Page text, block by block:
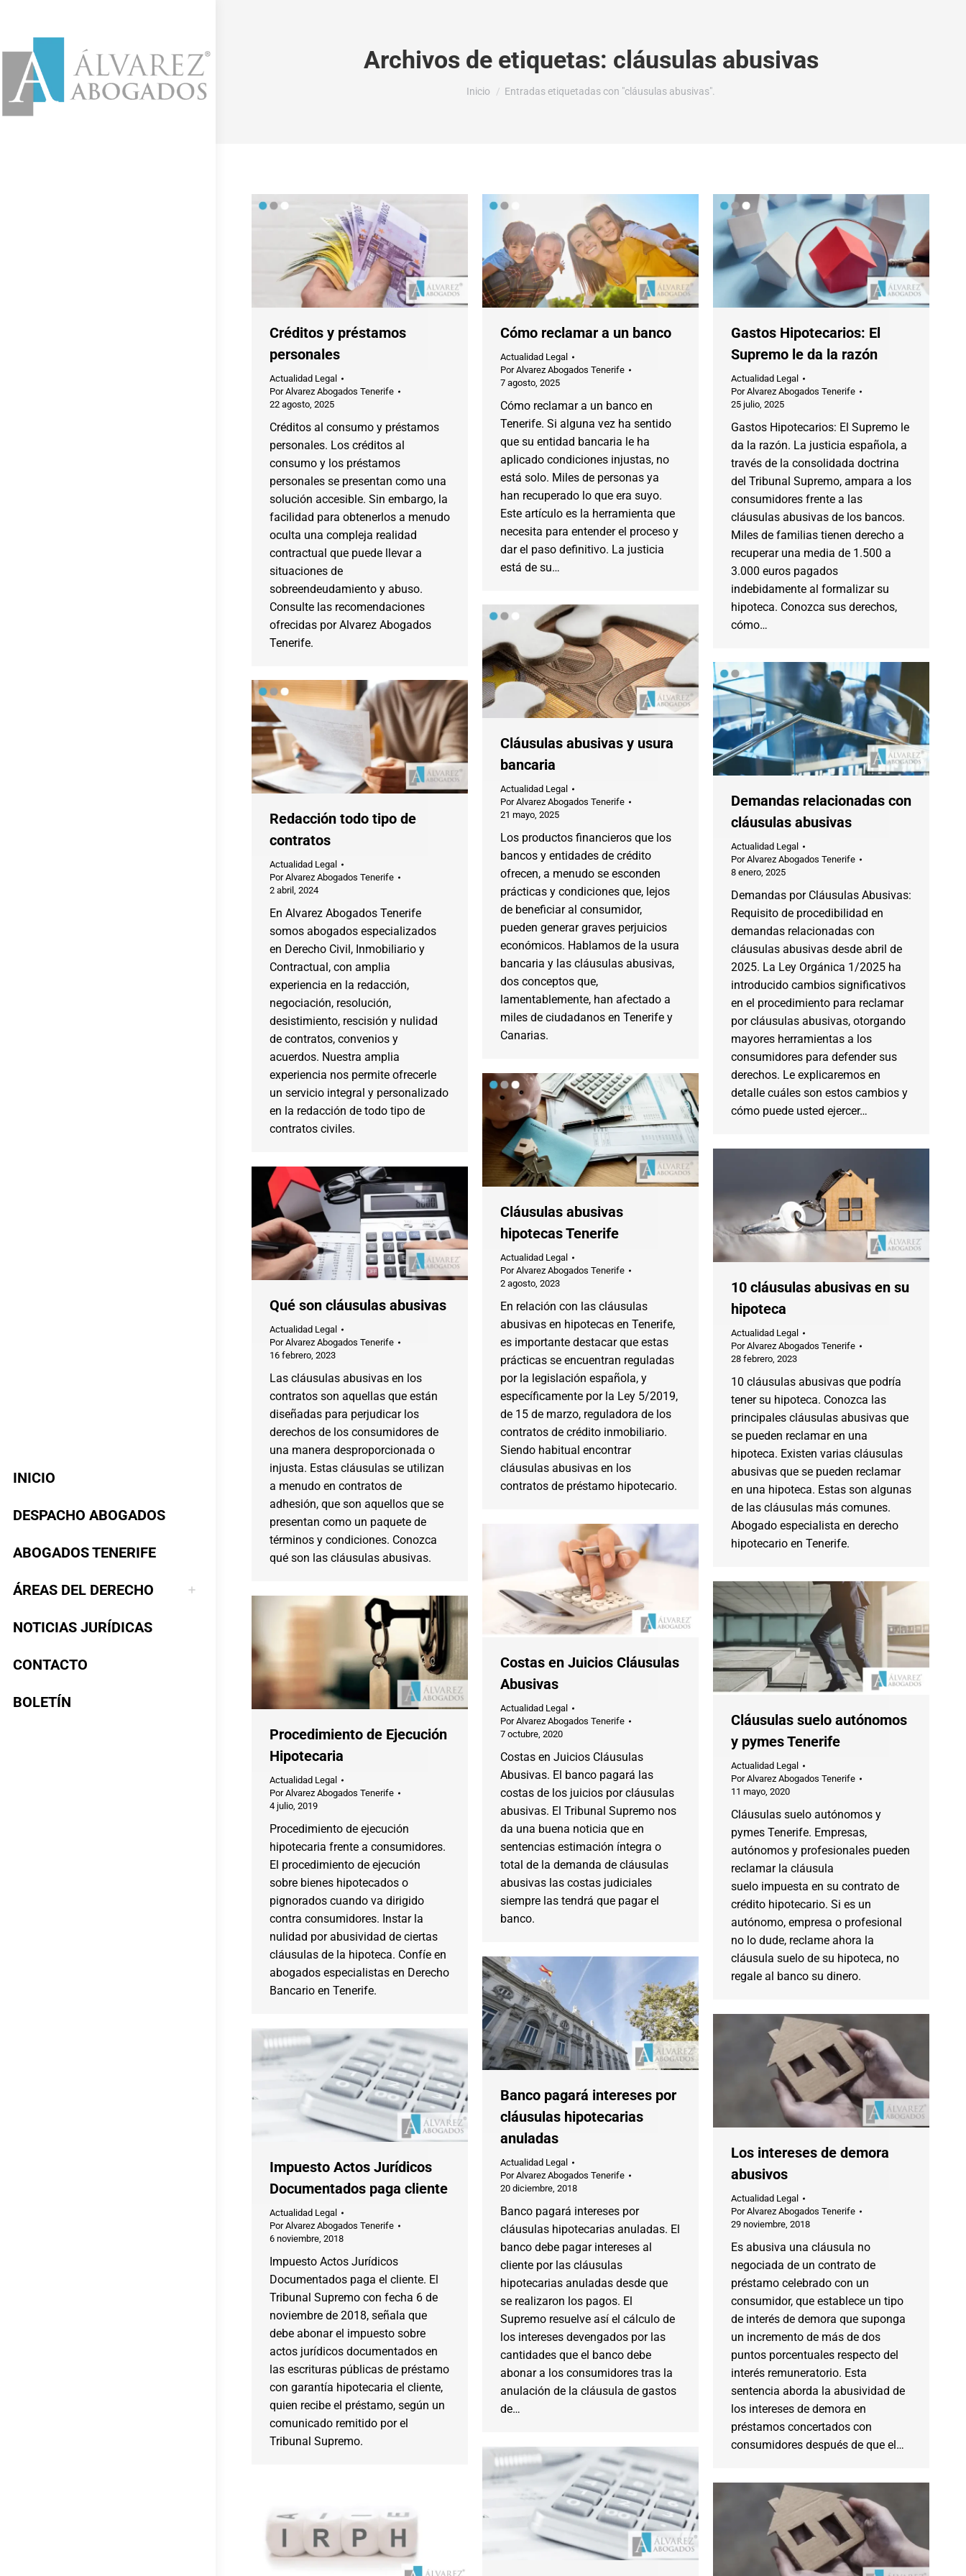
INICIO
DESPACHO ABOGADOS
ABOGADOS TENERIFE
ÁREAS DEL DERECHO
NOTICIAS JURÍDICAS
CONTACTO
BOLETÍN
Archivos de etiquetas: cláusulas abusivas
Estás aquí:
Inicio Entradas etiquetadas con "cláusulas abusivas".
Créditos y préstamos
personales
Actualidad Legal
PorAlvarez Abogados Tenerife
22 agosto, 2025
Créditos al consumo y préstamos
personales. Los créditos al
consumo y los préstamos
personales se presentan como una
solución accesible. Sin embargo, la
facilidad para obtenerlos a menudo
oculta una compleja realidad
contractual que puede llevar a
situaciones de
sobreendeudamiento y abuso.
Consulte las recomendaciones
ofrecidas por Alvarez Abogados
Tenerife.
Cómo reclamar a un banco
Actualidad Legal
PorAlvarez Abogados Tenerife
7 agosto, 2025
Cómo reclamar a un banco en
Tenerife. Si alguna vez ha sentido
que su entidad bancaria le ha
aplicado condiciones injustas, no
está solo. Miles de personas ya
han recuperado lo que era suyo.
Este artículo es la herramienta que
necesita para entender el proceso y
dar el paso definitivo. La justicia
está de su…
Gastos Hipotecarios: El
Supremo le da la razón
Actualidad Legal
PorAlvarez Abogados Tenerife
25 julio, 2025
Gastos Hipotecarios: El Supremo le
da la razón. La justicia española, a
través de la consolidada doctrina
del Tribunal Supremo, ampara a los
consumidores frente a las
cláusulas abusivas de los bancos.
Miles de familias tienen derecho a
recuperar una media de 1.500 a
3.000 euros pagados
indebidamente al formalizar su
hipoteca. Conozca sus derechos,
cómo…
Cláusulas abusivas y usura
bancaria
Actualidad Legal
PorAlvarez Abogados Tenerife
21 mayo, 2025
Los productos financieros que los
bancos y entidades de crédito
ofrecen, a menudo se esconden
prácticas y condiciones que, lejos
de beneficiar al consumidor,
pueden generar graves perjuicios
económicos. Hablamos de la usura
bancaria y las cláusulas abusivas,
dos conceptos que,
lamentablemente, han afectado a
miles de ciudadanos en Tenerife y
Canarias.
Demandas relacionadas con
cláusulas abusivas
Actualidad Legal
PorAlvarez Abogados Tenerife
8 enero, 2025
Demandas por Cláusulas Abusivas:
Requisito de procedibilidad en
demandas relacionadas con
cláusulas abusivas desde abril de
2025. La Ley Orgánica 1/2025 ha
introducido cambios significativos
en el procedimiento para reclamar
por cláusulas abusivas, otorgando
mayores herramientas a los
consumidores para defender sus
derechos. Le explicaremos en
detalle cuáles son estos cambios y
cómo puede usted ejercer…
Redacción todo tipo de
contratos
Actualidad Legal
PorAlvarez Abogados Tenerife
2 abril, 2024
En Alvarez Abogados Tenerife
somos abogados especializados
en Derecho Civil, Inmobiliario y
Contractual, con amplia
experiencia en la redacción,
negociación, resolución,
desistimiento, rescisión y nulidad
de contratos, convenios y
acuerdos. Nuestra amplia
experiencia nos permite ofrecerle
un servicio integral y personalizado
en la redacción de todo tipo de
contratos civiles.
Cláusulas abusivas
hipotecas Tenerife
Actualidad Legal
PorAlvarez Abogados Tenerife
2 agosto, 2023
En relación con las cláusulas
abusivas en hipotecas en Tenerife,
es importante destacar que estas
prácticas se encuentran reguladas
por la legislación española, y
específicamente por la Ley 5/2019,
de 15 de marzo, reguladora de los
contratos de crédito inmobiliario.
Siendo habitual encontrar
cláusulas abusivas en los
contratos de préstamo hipotecario.
10 cláusulas abusivas en su
hipoteca
Actualidad Legal
PorAlvarez Abogados Tenerife
28 febrero, 2023
10 cláusulas abusivas que podría
tener su hipoteca. Conozca las
principales cláusulas abusivas que
se pueden reclamar en una
hipoteca. Existen varias cláusulas
abusivas que se pueden reclamar
en una hipoteca. Estas son algunas
de las cláusulas más comunes.
Abogado especialista en derecho
hipotecario en Tenerife.
Qué son cláusulas abusivas
Actualidad Legal
PorAlvarez Abogados Tenerife
16 febrero, 2023
Las cláusulas abusivas en los
contratos son aquellas que están
diseñadas para perjudicar los
derechos de los consumidores de
una manera desproporcionada o
injusta. Estas cláusulas se utilizan
a menudo en contratos de
adhesión, que son aquellos que se
presentan como un paquete de
términos y condiciones. Conozca
qué son las cláusulas abusivas.
Costas en Juicios Cláusulas
Abusivas
Actualidad Legal
PorAlvarez Abogados Tenerife
7 octubre, 2020
Costas en Juicios Cláusulas
Abusivas. El banco pagará las
costas de los juicios por cláusulas
abusivas. El Tribunal Supremo nos
da una buena noticia que en
sentencias estimación íntegra o
total de la demanda de cláusulas
abusivas las costas judiciales
siempre las tendrá que pagar el
banco.
Cláusulas suelo autónomos
y pymes Tenerife
Actualidad Legal
PorAlvarez Abogados Tenerife
11 mayo, 2020
Cláusulas suelo autónomos y
pymes Tenerife. Empresas,
autónomos y profesionales pueden
reclamar la cláusula
suelo impuesta en su contrato de
crédito hipotecario. Si es un
autónomo, empresa o profesional
no lo dude, reclame ahora la
cláusula suelo de su hipoteca, no
regale al banco su dinero.
Procedimiento de Ejecución
Hipotecaria
Actualidad Legal
PorAlvarez Abogados Tenerife
4 julio, 2019
Procedimiento de ejecución
hipotecaria frente a consumidores.
El procedimiento de ejecución
sobre bienes hipotecados o
pignorados cuando va dirigido
contra consumidores. Instar la
nulidad por abusividad de ciertas
cláusulas de la hipoteca. Confíe en
abogados especialistas en Derecho
Bancario en Tenerife.
Banco pagará intereses por
cláusulas hipotecarias
anuladas
Actualidad Legal
PorAlvarez Abogados Tenerife
20 diciembre, 2018
Banco pagará intereses por
cláusulas hipotecarias anuladas. El
banco debe pagar intereses al
cliente por las cláusulas
hipotecarias anuladas desde que
se realizaron los pagos. El
Supremo resuelve así el cálculo de
los intereses devengados por las
cantidades que el banco debe
abonar a los consumidores tras la
anulación de la cláusula de gastos
de…
Los intereses de demora
abusivos
Actualidad Legal
PorAlvarez Abogados Tenerife
29 noviembre, 2018
Es abusiva una cláusula no
negociada de un contrato de
préstamo celebrado con un
consumidor, que establece un tipo
de interés de demora que suponga
un incremento de más de dos
puntos porcentuales respecto del
interés remuneratorio. Esta
sentencia aborda la abusividad de
los intereses de demora en
préstamos concertados con
consumidores después de que el…
Impuesto Actos Jurídicos
Documentados paga cliente
Actualidad Legal
PorAlvarez Abogados Tenerife
6 noviembre, 2018
Impuesto Actos Jurídicos
Documentados paga el cliente. El
Tribunal Supremo con fecha 6 de
noviembre de 2018, señala que
debe abonar el impuesto sobre
actos jurídicos documentados en
las escrituras públicas de préstamo
con garantía hipotecaria el cliente,
quien recibe el préstamo, según un
comunicado remitido por el
Tribunal Supremo.